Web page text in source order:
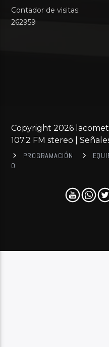
Contador de visitas:
262959
Copyright 2026
107.2 FM stereo |
PROGRAMACIÓN
0